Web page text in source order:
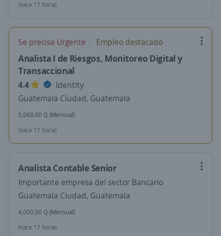
Hace 17 horas
Se precisa Urgente Empleo destacado
Analista I de Riesgos, Monitoreo Digital y
Transaccional
4.4
Identity
Guatemala Ciudad, Guatemala
5,068.00 Q (Mensual)
Hace 17 horas
Analista Contable Senior
Importante empresa del sector Bancario
Guatemala Ciudad, Guatemala
4,000.00 Q (Mensual)
Hace 17 horas